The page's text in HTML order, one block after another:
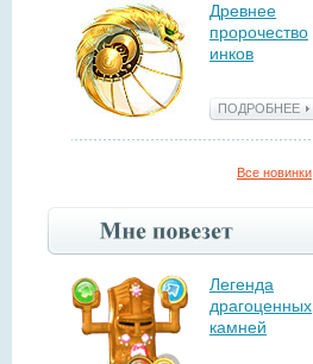
Древнее
пророчество
инков
ПОДРОБНЕЕ
Все новинки
Легенда
драгоценных
камней